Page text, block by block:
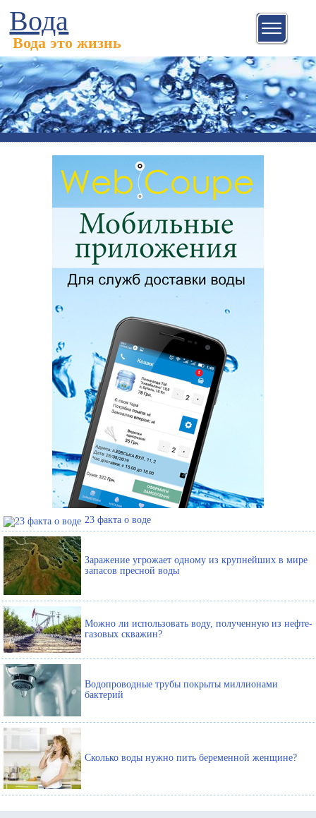
Вода
Вода это жизнь
23 факта о воде
Заражение угрожает одному из крупнейших в мире
запасов пресной воды
Можно ли использовать воду, полученную из нефте-
газовых скважин?
Водопроводные трубы покрыты миллионами
бактерий
Сколько воды нужно пить беременной женщине?